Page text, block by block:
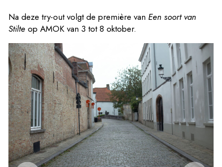
Na deze try-out volgt de première van Een soort van
Stilte op AMOK van 3 tot 8 oktober.